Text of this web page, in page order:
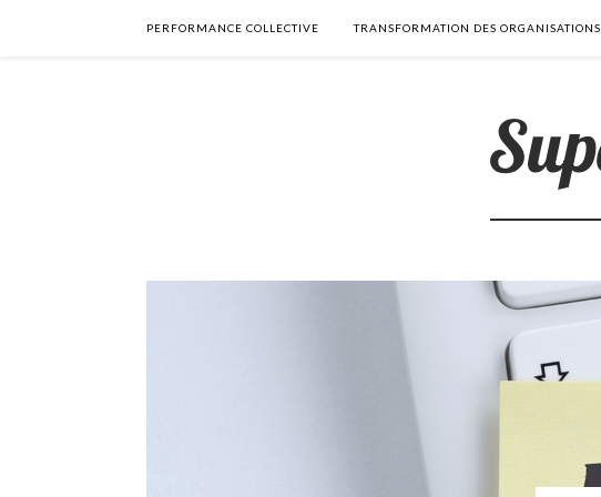
PERFORMANCE COLLECTIVE TRANSFORMATION DES ORGANISATIONS